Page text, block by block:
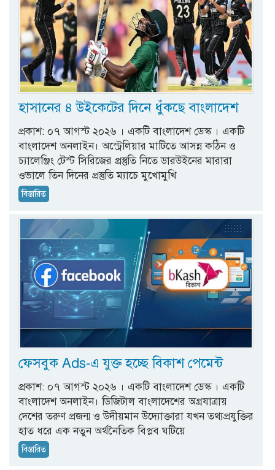
হাসানের ৪ উইকেটের দিনে ধুঁকছে বাংলাদেশ
প্রকাশ: ০৭ আগস্ট ২০২৬ । একটি বাংলাদেশ ডেস্ক । একটি
বাংলাদেশ অনলাইন। অস্ট্রেলিয়ার মাটিতে আসন্ন কঠিন ও
চ্যালেঞ্জিং টেস্ট সিরিজের প্রস্তুতি নিতে ডারউইনের মারারা
ওভালে তিন দিনের প্রস্তুতি ম্যাচে মুখোমুখি
বিস্তারিত
ফেসবুক Ads-এ যুক্ত হচ্ছে বিকাশ পেমেন্ট
প্রকাশ: ০৭ আগস্ট ২০২৬ । একটি বাংলাদেশ ডেস্ক । একটি
বাংলাদেশ অনলাইন। ডিজিটাল বাংলাদেশের অগ্রযাত্রায়
দেশের তরুণ প্রজন্ম ও উদীয়মান উদ্যোক্তারা যখন তথ্যপ্রযুক্তির
হাত ধরে এক নতুন অর্থনৈতিক বিপ্লব ঘটিয়ে
বিস্তারিত